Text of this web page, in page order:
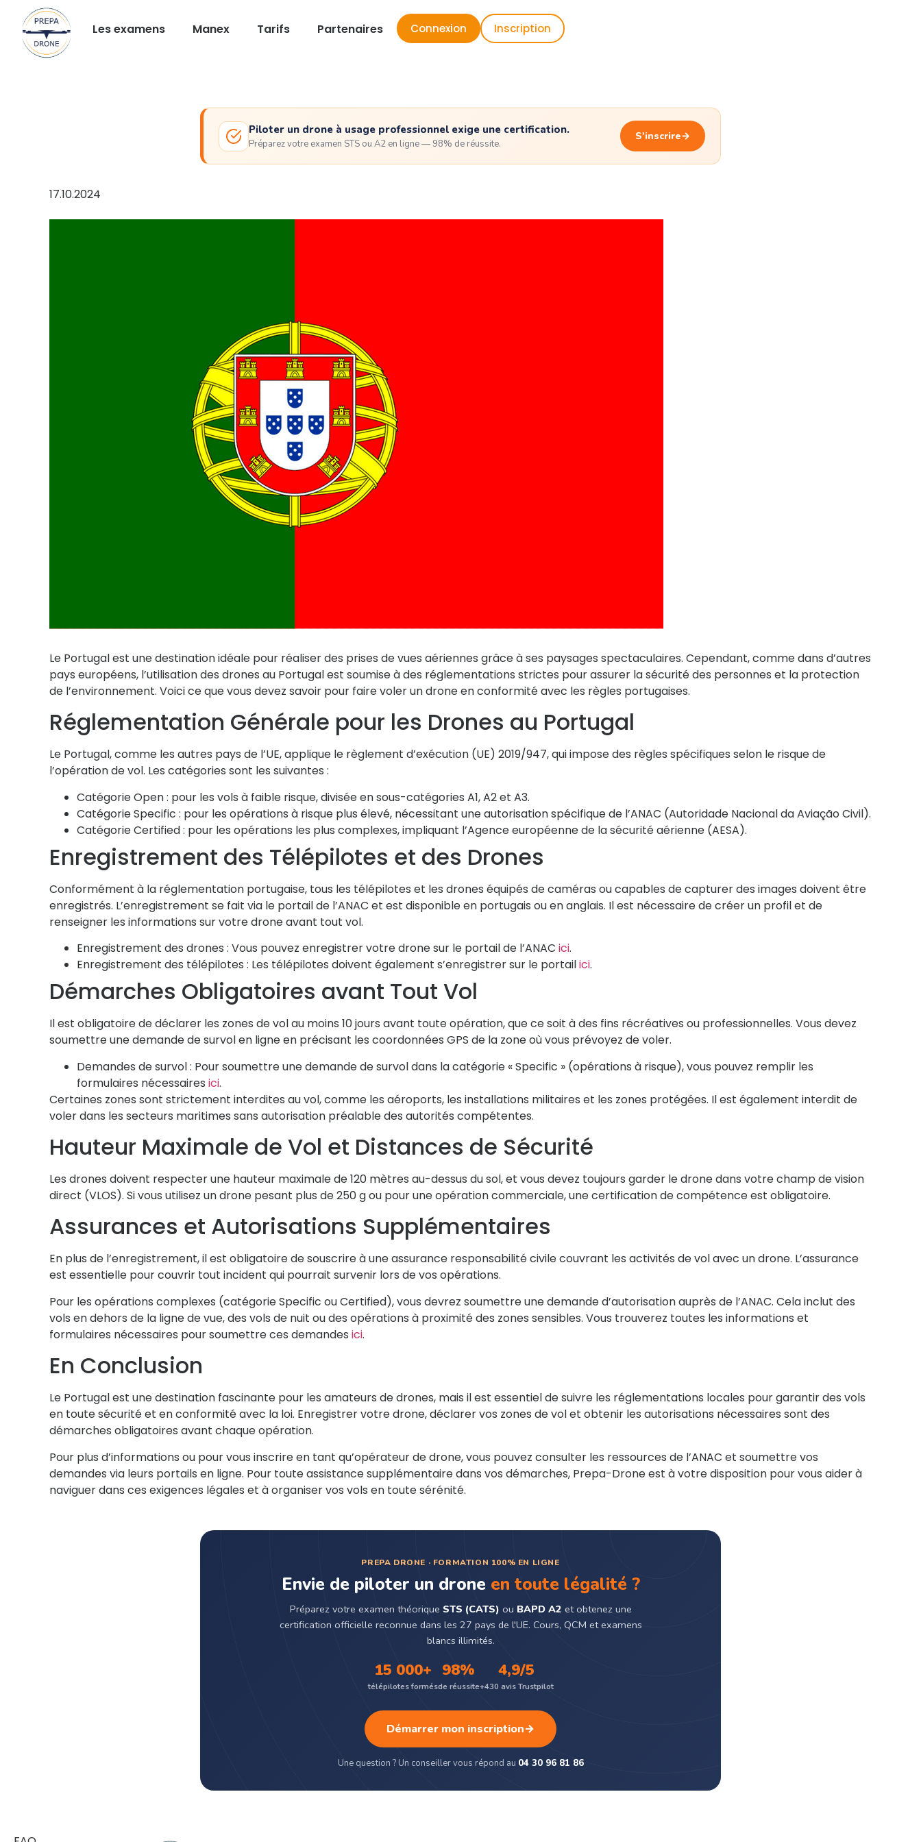
Les examens Manex Tarifs Partenaires Connexion Inscription
Piloter un drone à usage professionnel exige une certification.
Préparez votre examen STS ou A2 en ligne — 98% de réussite.
S'inscrire→
17.10.2024
Le Portugal est une destination idéale pour réaliser des prises de vues aériennes grâce à ses paysages spectaculaires. Cependant, comme dans d’autres
pays européens, l’utilisation des drones au Portugal est soumise à des réglementations strictes pour assurer la sécurité des personnes et la protection
de l’environnement. Voici ce que vous devez savoir pour faire voler un drone en conformité avec les règles portugaises.
Réglementation Générale pour les Drones au Portugal
Le Portugal, comme les autres pays de l’UE, applique le règlement d’exécution (UE) 2019/947, qui impose des règles spécifiques selon le risque de
l’opération de vol. Les catégories sont les suivantes :
Catégorie Open : pour les vols à faible risque, divisée en sous-catégories A1, A2 et A3.
Catégorie Specific : pour les opérations à risque plus élevé, nécessitant une autorisation spécifique de l’ANAC (Autoridade Nacional da Aviação Civil).
Catégorie Certified : pour les opérations les plus complexes, impliquant l’Agence européenne de la sécurité aérienne (AESA).
Enregistrement des Télépilotes et des Drones
Conformément à la réglementation portugaise, tous les télépilotes et les drones équipés de caméras ou capables de capturer des images doivent être
enregistrés. L’enregistrement se fait via le portail de l’ANAC et est disponible en portugais ou en anglais. Il est nécessaire de créer un profil et de
renseigner les informations sur votre drone avant tout vol.
Enregistrement des drones : Vous pouvez enregistrer votre drone sur le portail de l’ANAC ici.
Enregistrement des télépilotes : Les télépilotes doivent également s’enregistrer sur le portailici.
Démarches Obligatoires avant Tout Vol
Il est obligatoire dedéclarer les zones de volau moins 10 jours avant toute opération, que ce soit à des fins récréatives ou professionnelles. Vous devez
soumettre une demande de survol en ligne en précisant les coordonnées GPS de la zone où vous prévoyez de voler.
Demandes de survol : Pour soumettre une demande de survol dans la catégorie « Specific » (opérations à risque), vous pouvez remplir les
formulaires nécessaires ici.
Certaines zones sont strictement interdites au vol, comme les aéroports, les installations militaires et les zones protégées. Il est également interdit de
voler dans les secteurs maritimes sans autorisation préalable des autorités compétentes.
Hauteur Maximale de Vol et Distances de Sécurité
Les drones doivent respecter une hauteur maximale de120 mètres au-dessus du sol, et vous devez toujours garder le drone dans votre champ de vision
direct (VLOS). Si vous utilisez un drone pesant plus de 250 g ou pour une opération commerciale, unecertification de compétenceest obligatoire.
Assurances et Autorisations Supplémentaires
En plus de l’enregistrement, il est obligatoire de souscrire à une assurance responsabilité civilecouvrant les activités de vol avec un drone. L’assurance
est essentielle pour couvrir tout incident qui pourrait survenir lors de vos opérations.
Pour les opérations complexes (catégorie Specific ou Certified), vous devrez soumettre unedemande d’autorisationauprès de l’ANAC. Cela inclut des
vols en dehors de la ligne de vue, des vols de nuit ou des opérations à proximité des zones sensibles. Vous trouverez toutes les informations et
formulaires nécessaires pour soumettre ces demandes ici.
En Conclusion
Le Portugal est une destination fascinante pour les amateurs de drones, mais il est essentiel de suivre les réglementations locales pour garantir des vols
en toute sécurité et en conformité avec la loi. Enregistrer votre drone, déclarer vos zones de vol et obtenir les autorisations nécessaires sont des
démarches obligatoires avant chaque opération.
Pour plus d’informations ou pour vous inscrire en tant qu’opérateur de drone, vous pouvez consulter les ressources de l’ANAC et soumettre vos
demandes via leurs portails en ligne. Pour toute assistance supplémentaire dans vos démarches, Prepa-Droneest à votre disposition pour vous aider à
naviguer dans ces exigences légales et à organiser vos vols en toute sérénité.
PREPA DRONE · FORMATION 100% EN LIGNE
Envie de piloter un drone en toute légalité ?
Préparez votre examen théorique STS (CATS) ou BAPD A2 et obtenez une
certification officielle reconnue dans les 27 pays de l'UE. Cours, QCM et examens
blancs illimités.
15 000+
télépilotes formés
98%
de réussite
4,9/5
+430 avis Trustpilot
Démarrer mon inscription→
Une question ? Un conseiller vous répond au 04 30 96 81 86